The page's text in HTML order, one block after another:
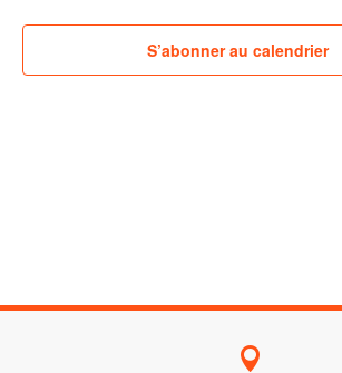
S’abonner au calendrier
